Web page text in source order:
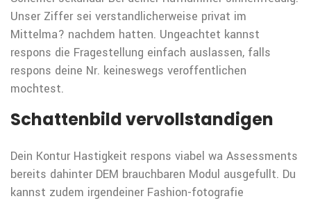
Unser Ziffer sei verstandlicherweise privat im
Mittelma? nachdem hatten. Ungeachtet kannst
respons die Fragestellung einfach auslassen, falls
respons deine Nr. keineswegs veroffentlichen
mochtest.
Schattenbild vervollstandigen
Dein Kontur Hastigkeit respons viabel wa Assessments
bereits dahinter DEM brauchbaren Modul ausgefullt. Du
kannst zudem irgendeiner Fashion-fotografie